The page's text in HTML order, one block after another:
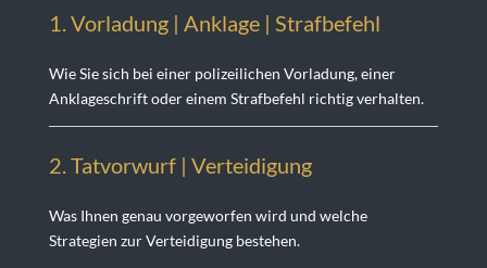
1. Vorladung | Anklage | Strafbefehl
Wie Sie sich bei einer polizeilichen Vorladung, einer
Anklageschrift oder einem Strafbefehl richtig verhalten.
2. Tatvorwurf | Verteidigung
Was Ihnen genau vorgeworfen wird und welche
Strategien zur Verteidigung bestehen.